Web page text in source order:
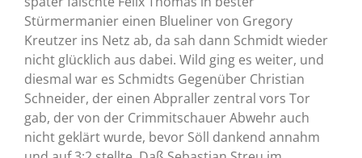
Stürmermanier einen Blueliner von Gregory
Kreutzer ins Netz ab, da sah dann Schmidt wieder
nicht glücklich aus dabei. Wild ging es weiter, und
diesmal war es Schmidts Gegenüber Christian
Schneider, der einen Abpraller zentral vors Tor
gab, der von der Crimmitschauer Abwehr auch
nicht geklärt wurde, bevor Söll dankend annahm